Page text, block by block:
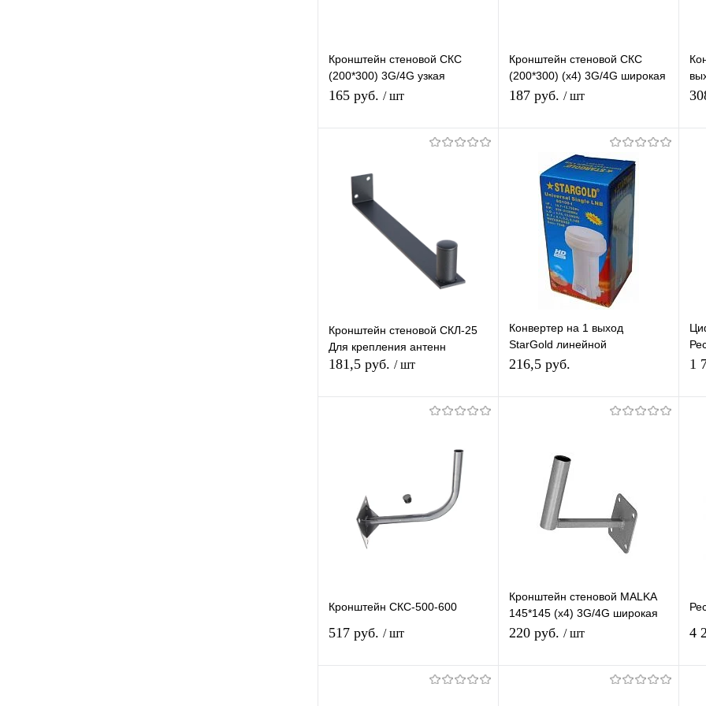
Кронштейн стеновой СКС
(200*300) 3G/4G узкая
площадка
165 руб. / шт
Купить в 1
В избранное В наличии
Кронштейн стеновой СКС
(200*300) (х4) 3G/4G широкая
площадка
187 руб. / шт
В корзину
Купить в 1
К
сравнению
В избранное В наличии
Кронштейн стеновой СКЛ-25
Для крепления антенн
181,5 руб. / шт
сравнению
В избранное В наличии
Конвертер на 1 выход
StarGold линейной
поляризаци универсальнй для
75/HotBird
216,5 руб.
Купить в 1
В избранное В наличии
1
Кронштейн СКС-500-600
517 руб. / шт
Кронштейн стеновой MALKA
145*145 (х4) 3G/4G широкая
площадка
220 руб. / шт 4